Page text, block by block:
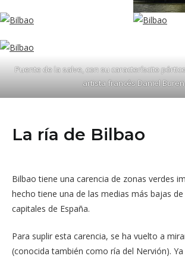
Puente de la salve, con su caracteríscito
artista francés Daniel Buren
La ría de Bilbao
Bilbao tiene una carencia de zonas verdes
hecho tiene una de las medias más bajas
capitales de España.
Para suplir esta carencia, se ha vuelto a
(conocida también como ría del Nervión).